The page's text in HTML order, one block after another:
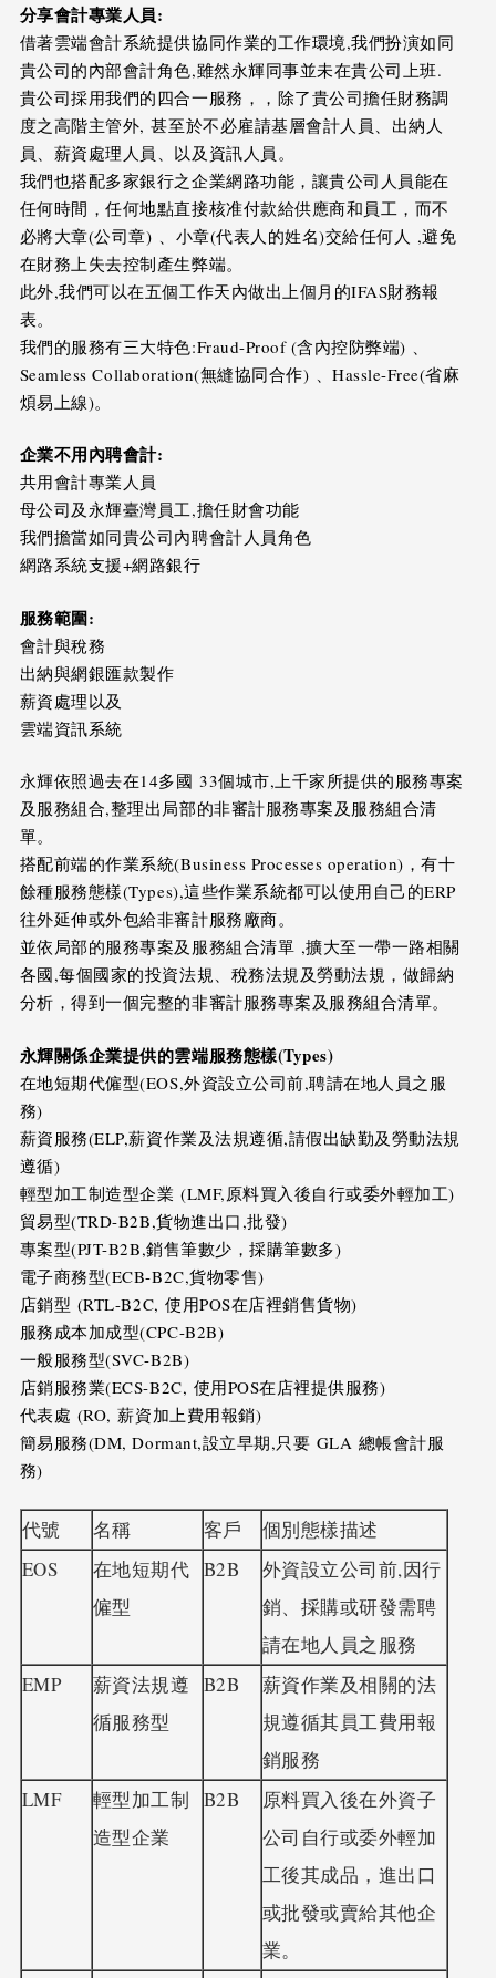
分享會計專業人員:
借著雲端會計系統提供協同作業的工作環境,我們扮演如同
貴公司的內部會計角色,雖然永輝同事並未在貴公司上班.
貴公司採用我們的四合一服務，，除了貴公司擔任財務調
度之高階主管外, 甚至於不必雇請基層會計人員、出納人
員、薪資處理人員、以及資訊人員。
我們也搭配多家銀行之企業網路功能，讓貴公司人員能在
任何時間，任何地點直接核准付款給供應商和員工，而不
必將大章(公司章) 、小章(代表人的姓名)交給任何人 ,避免
在財務上失去控制產生弊端。
此外,我們可以在五個工作天內做出上個月的IFAS財務報
表。
我們的服務有三大特色:Fraud-Proof (含內控防弊端) 、
Seamless Collaboration(無縫協同合作) 、Hassle-Free(省麻
煩易上線)。
企業不用內聘會計:
共用會計專業人員
母公司及永輝臺灣員工,擔任財會功能
我們擔當如同貴公司內聘會計人員角色
網路系統支援+網路銀行
服務範圍:
會計與稅務
出納與網銀匯款製作
薪資處理以及
雲端資訊系統
永輝依照過去在14多國 33個城市,上千家所提供的服務專案
及服務組合,整理出局部的非審計服務專案及服務組合清
單。
搭配前端的作業系統(Business Processes operation)，有十
餘種服務態樣(Types),這些作業系統都可以使用自己的ERP
往外延伸或外包給非審計服務廠商。
並依局部的服務專案及服務組合清單 ,擴大至一帶一路相關
各國,每個國家的投資法規、稅務法規及勞動法規，做歸納
分析，得到一個完整的非審計服務專案及服務組合清單。
永輝關係企業提供的雲端服務態樣(Types)
在地短期代僱型(EOS,外資設立公司前,聘請在地人員之服
務)
薪資服務(ELP,薪資作業及法規遵循,請假出缺勤及勞動法規
遵循)
輕型加工制造型企業 (LMF,原料買入後自行或委外輕加工)
貿易型(TRD-B2B,貨物進出口,批發)
專案型(PJT-B2B,銷售筆數少，採購筆數多)
電子商務型(ECB-B2C,貨物零售)
店銷型 (RTL-B2C, 使用POS在店裡銷售貨物)
服務成本加成型(CPC-B2B)
一般服務型(SVC-B2B)
店銷服務業(ECS-B2C, 使用POS在店裡提供服務)
代表處 (RO, 薪資加上費用報銷)
簡易服務(DM, Dormant,設立早期,只要 GLA 總帳會計服
務)
代號 名稱 客戶
個別態樣描述
EOS
在地短期代
僱型
B2B
外資設立公司前,因行
銷、採購或研發需聘
請在地人員之服務
EMP
薪資法規遵
循服務型
B2B
薪資作業及相關的法
規遵循其員工費用報
銷服務
LMF
輕型加工制
造型企業
B2B
原料買入後在外資子
公司自行或委外輕加
工後其成品，進出口
或批發或賣給其他企
業。